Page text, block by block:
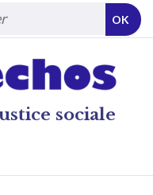
sociale
OK